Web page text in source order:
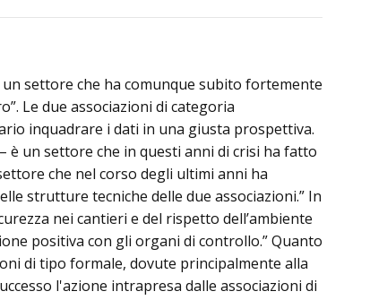
settore che ha comunque subito fortemente
Le due associazioni di categoria
inquadrare i dati in una giusta prospettiva.
è un settore che in questi anni di crisi ha fatto
che nel corso degli ultimi anni ha
strutture tecniche delle due associazioni.” In
nei cantieri e del rispetto dell’ambiente
positiva con gli organi di controllo.” Quanto
di tipo formale, dovute principalmente alla
l'azione intrapresa dalle associazioni di